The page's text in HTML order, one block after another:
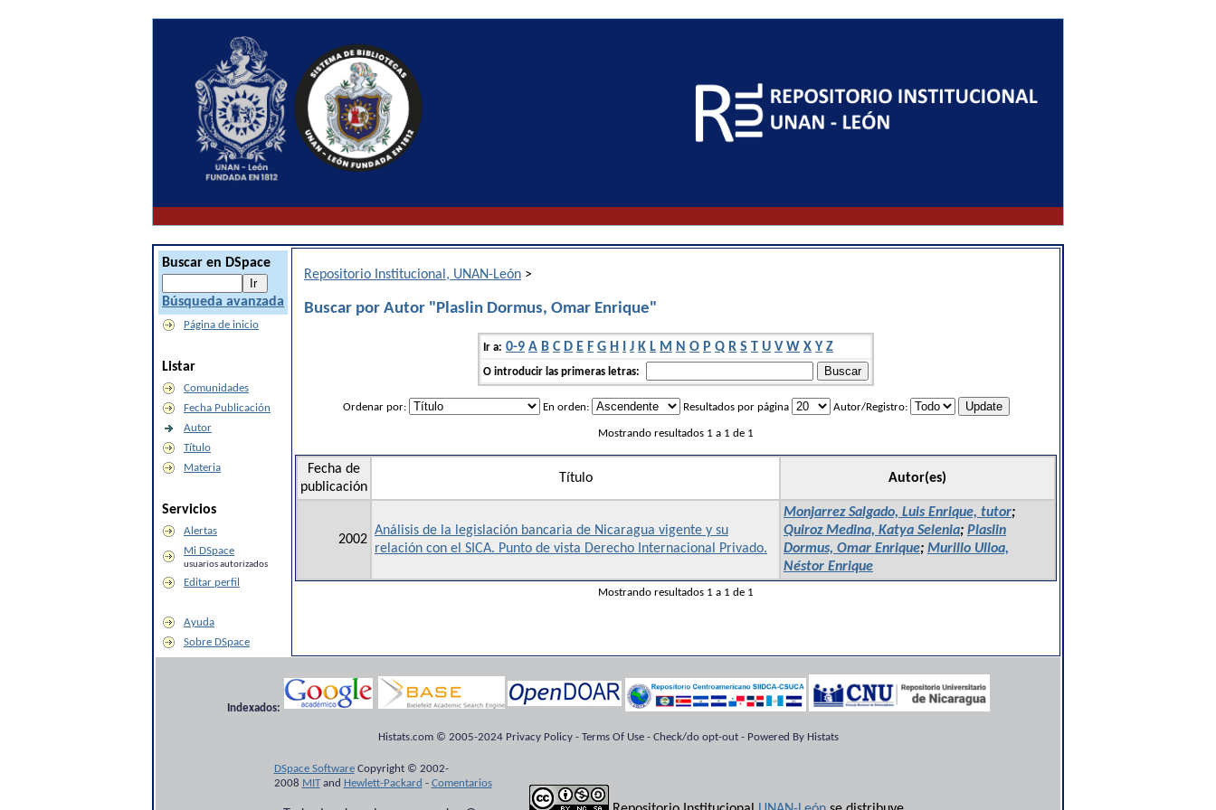
Buscar en DSpace
Búsqueda avanzada
Página de inicio
Listar
Comunidades
Fecha Publicación
Autor
Título
Materia
Servicios
Alertas
Mi DSpace
usuarios autorizados
Editar perfil
Ayuda
Sobre DSpace
Repositorio Institucional, UNAN-León >
Buscar por Autor "Plaslin Dormus, Omar Enrique"
Ir a: 0-9 A B C D E F G H I J K L M N O P Q R S T U V W X Y Z
O introducir las primeras letras:
Ordenar por: En orden: Resultados por página Autor/Registro:
Mostrando resultados 1 a 1 de 1
Fecha de
publicación
Título Autor(es)
2002
Análisis de la legislación bancaria de Nicaragua vigente y su
relación con el SICA. Punto de vista Derecho Internacional Privado.
Monjarrez Salgado, Luis Enrique, tutor;
Quiroz Medina, Katya Selenia; Plaslin
Dormus, Omar Enrique; Murillo Ulloa,
Néstor Enrique
Mostrando resultados 1 a 1 de 1
Indexados:
Histats.com © 2005-2024 Privacy Policy - Terms Of Use - Check/do opt-out - Powered By Histats
DSpace SoftwareCopyright © 2002-
2008 MITand Hewlett-Packard - Comentarios